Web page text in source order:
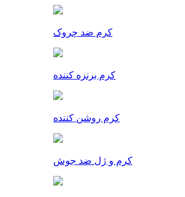
کرم ضد چروک
کرم برنزه کننده
کرم روشن کننده
کرم و ژل ضد جوش